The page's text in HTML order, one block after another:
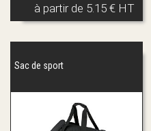
à partir de 5.15 € HT
Sac de sport